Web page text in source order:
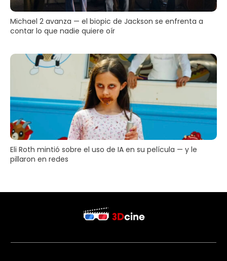
Michael 2 avanza — el biopic de Jackson se enfrenta a
contar lo que nadie quiere oír
Eli Roth mintió sobre el uso de IA en su película — y le
pillaron en redes